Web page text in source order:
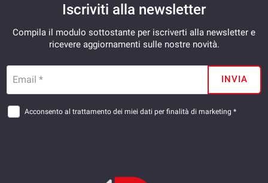
Iscriviti alla newsletter
Compila il modulo sottostante per iscriverti alla newsletter e
ricevere aggiornamenti sulle nostre novità.
Email * INVIA
Acconsento al trattamento dei miei dati per finalità di marketing *